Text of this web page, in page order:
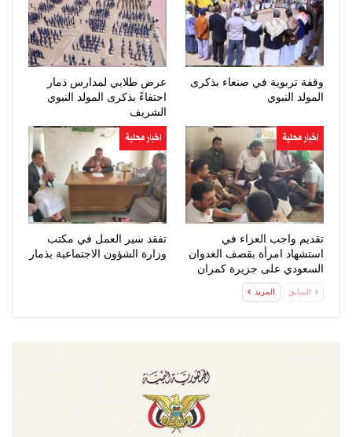
وقفة تربوية في صنعاء بذكرى
المولد النبوي
عرض طلابي لمدارس ذمار
احتفاءً بذكرى المولد النبوي
الشريف
اخبار محلية
تقديم واجب العزاء في
استشهاد امرأة بقصف العدوان
السعودي على جزيرة كمران
اخبار محلية
تفقد سير العمل في مكتب
وزارة الشؤون الاجتماعية بذمار
السابق المزيد